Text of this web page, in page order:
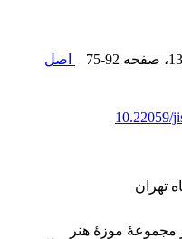
، صفحه 75-92
اصل
10.22059/
تهران
موزۀ هنر